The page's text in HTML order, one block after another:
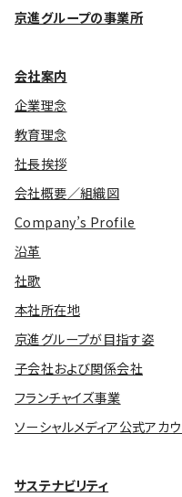
お客様相談センター
メッセージアーカイブス
京進グループの事業所
会社案内
企業理念
教育理念
社長挨拶
会社概要／組織図
Company’s Profile
沿革
社歌
本社所在地
京進グループが目指す姿
子会社および関係会社
フランチャイズ事業
ソーシャルメディア公式アカ
サステナビリティ